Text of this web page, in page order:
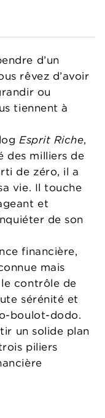
d’un
rêvez d’avoir
ou
tiennent à
Esprit Riche,
des milliers de
de zéro, il a
vie. Il touche
et
de son
financière,
mais
contrôle de
sérénité et
boulot-dodo.
un solide plan
piliers